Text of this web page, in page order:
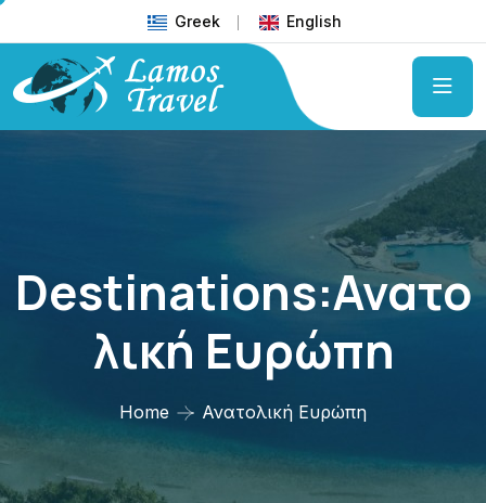
Greek English
Destinations:Ανατο
Λική Ευρώπη
Home Ανατολική Ευρώπη